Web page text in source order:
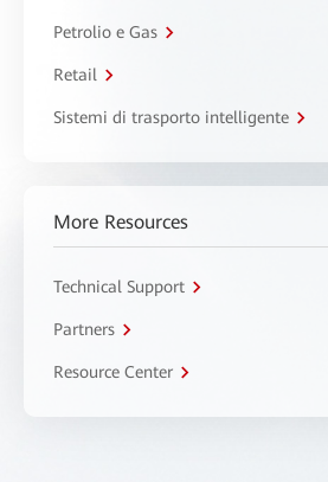
Petrolio e Gas
Retail
Sistemi di trasporto intelligente
More Resources
Technical Support
Partners
Resource Center